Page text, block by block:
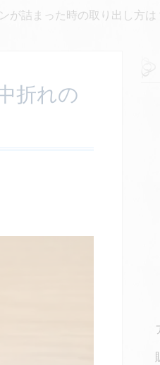
が詰まった時の取り出し方は
折れの